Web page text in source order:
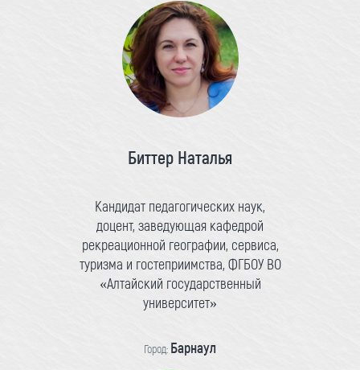
Биттер Наталья
Кандидат педагогических наук,
доцент, заведующая кафедрой
рекреационной географии, сервиса,
туризма и гостеприимства, ФГБОУ ВО
«Алтайский государственный
университет»
Город: Барнаул